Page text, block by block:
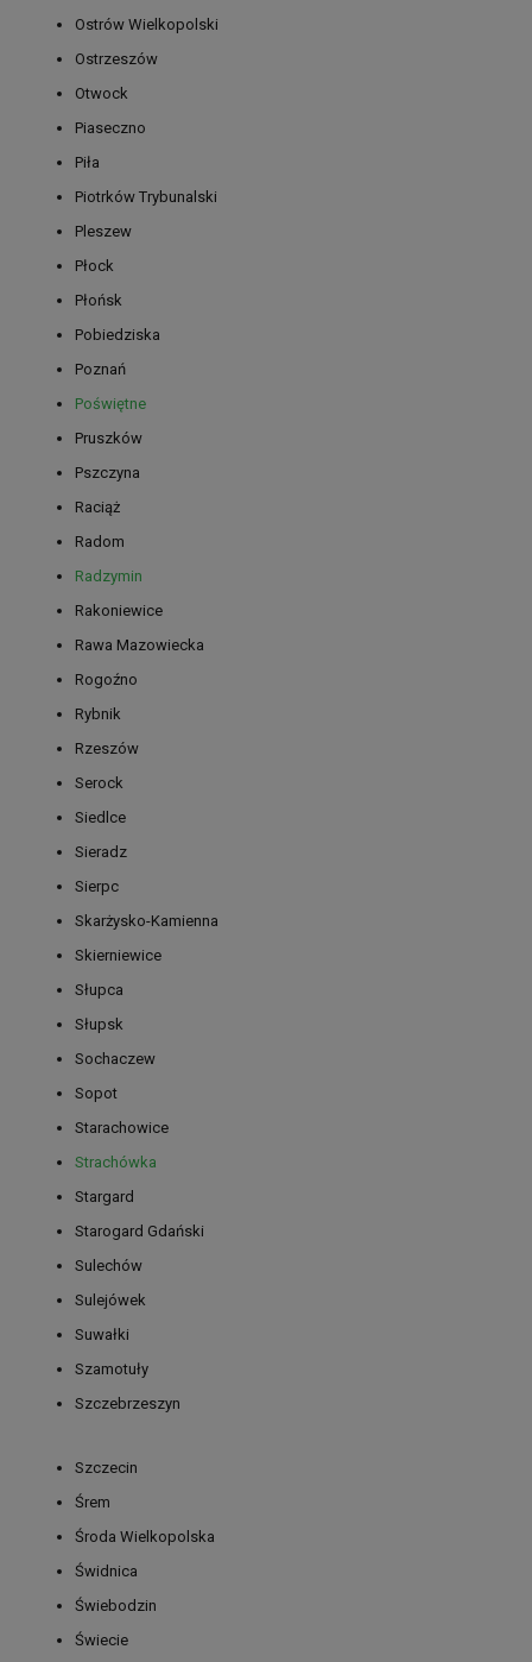
Ostrów Wielkopolski
Ostrzeszów
Otwock
Piaseczno
Piła
Piotrków Trybunalski
Pleszew
Płock
Płońsk
Pobiedziska
Poznań
Poświętne
Pruszków
Pszczyna
Raciąż
Radom
Radzymin
Rakoniewice
Rawa Mazowiecka
Rogoźno
Rybnik
Rzeszów
Serock
Siedlce
Sieradz
Sierpc
Skarżysko-Kamienna
Skierniewice
Słupca
Słupsk
Sochaczew
Sopot
Starachowice
Strachówka
Stargard
Starogard Gdański
Sulechów
Sulejówek
Suwałki
Szamotuły
Szczebrzeszyn
Szczecin
Śrem
Środa Wielkopolska
Świdnica
Świebodzin
Świecie